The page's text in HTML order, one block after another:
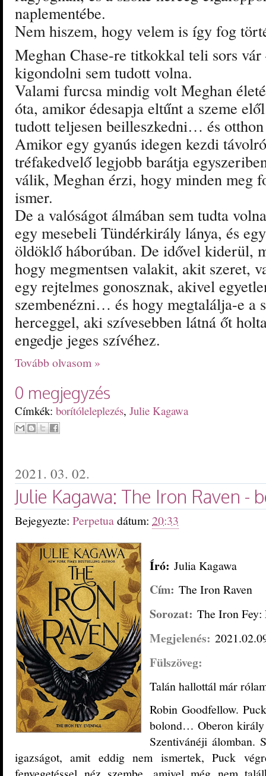
naplementébe.
Nem hiszem, hogy velem is így fog
Meghan Chase-re titkokkal teli sors
kigondolni sem tudott volna.
Valami furcsa mindig volt Meghan
óta, amikor édesapja eltűnt a szeme
tudott teljesen beilleszkedni… és
Amikor egy gyanús idegen kezdi
tréfakedvelő legjobb barátja
válik, Meghan érzi, hogy minden meg
ismer.
De a valóságot álmában sem tudta
egy mesebeli Tündérkirály lánya, és
öldöklő háborúban. De idővel kiderül,
hogy megmentsen valakit, akit szeret,
egy rejtelmes gonosznak, akivel
szembenézni… és hogy megtalálja-e a
herceggel, aki szívesebben látná őt
engedje jeges szívéhez.
Tovább olvasom »
0 megjegyzés
Címkék: borítóleleplezés, Julie Kagawa
2021. 03. 02.
Julie Kagawa: The ​Iron Raven -
Bejegyezte: Perpetuadátum: 20:33
Író: Julia Kagawa
Cím: The Iron Raven
Sorozat: The Iron Fey:
Megjelenés:
Fülszöveg:
Talán hallottál már
Robin Goodfellow.
bolond… Oberon király
Szentivánéji álomban.
igazságot, amit eddig nem ismertek, Puck